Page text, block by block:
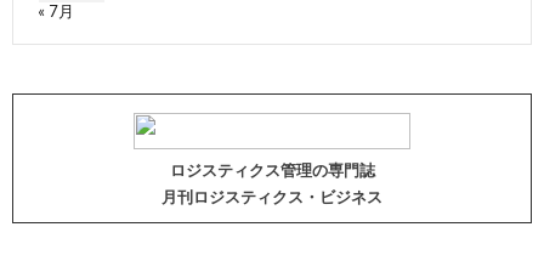
« 7月
ロジスティクス管理の専門誌
月刊ロジスティクス・ビジネス